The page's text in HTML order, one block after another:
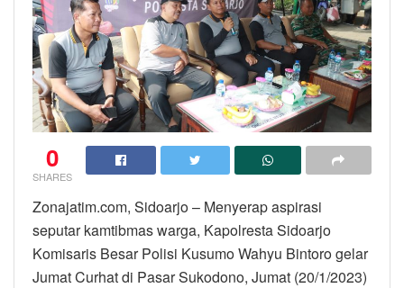
0
SHARES
Zonajatim.com, Sidoarjo – Menyerap aspirasi
seputar kamtibmas warga, Kapolresta Sidoarjo
Komisaris Besar Polisi Kusumo Wahyu Bintoro gelar
Jumat Curhat di Pasar Sukodono, Jumat (20/1/2023)